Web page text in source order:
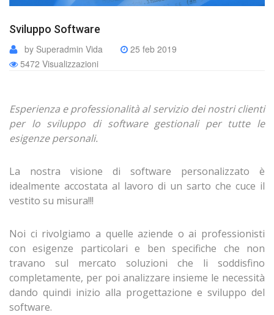
Sviluppo Software
by Superadmin Vida
25 feb 2019
5472 Visualizzazioni
Esperienza e professionalità al servizio dei nostri clienti
per lo sviluppo di software gestionali per tutte le
esigenze personali.
La nostra visione di software personalizzato è
idealmente accostata al lavoro di un sarto che cuce il
vestito su misura!!!
Noi ci rivolgiamo a quelle aziende o ai professionisti
con esigenze particolari e ben specifiche che non
travano sul mercato soluzioni che li soddisfino
completamente, per poi analizzare insieme le necessità
dando quindi inizio alla progettazione e sviluppo del
software.